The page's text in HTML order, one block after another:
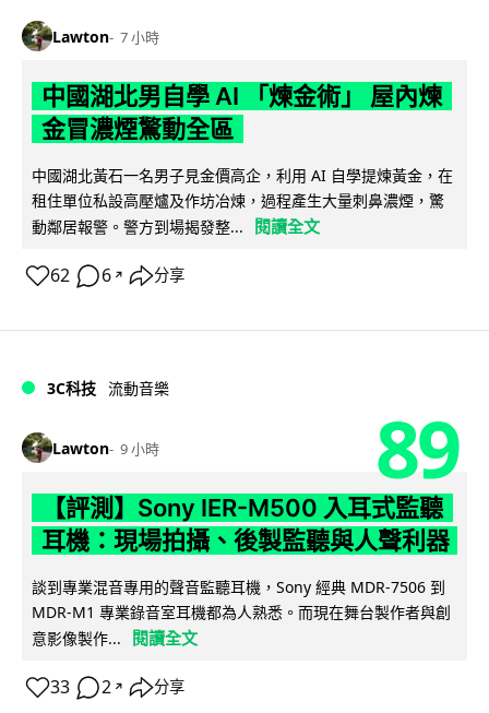
Lawton 7 小時
中國湖北男自學 AI 「煉金術」 屋內煉
金冒濃煙驚動全區
中國湖北黃石一名男子見金價高企，利用 AI 自學提煉黃金，在
租住單位私設高壓爐及作坊冶煉，過程產生大量刺鼻濃煙，驚
動鄰居報警。警方到場揭發整...
閱讀全文
62 6 ↗ 分享
3C科技 流動音樂
Lawton 9 小時 89
【評測】Sony IER-M500 入耳式監聽
耳機：現場拍攝、後製監聽與人聲利器
談到專業混音專用的聲音監聽耳機，Sony 經典 MDR-7506 到
MDR-M1 專業錄音室耳機都為人熟悉。而現在舞台製作者與創
意影像製作...
閱讀全文
33 2 ↗ 分享